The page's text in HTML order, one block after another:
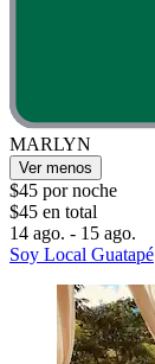
MARLYN
Ver menos
$45 por noche
$45 en total
14 ago. - 15 ago.
Soy Local Guatapé